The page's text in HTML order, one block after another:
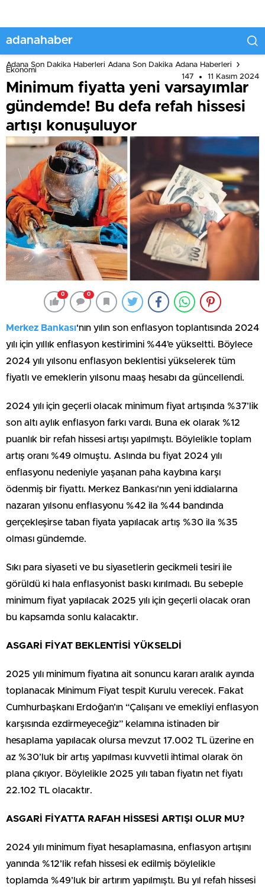
adanahaber
Adana Son Dakika Haberleri Adana Son Dakika Adana Haberleri
Ekonomi
147
11 Kasım 2024
Minimum fiyatta yeni varsayımlar
gündemde! Bu defa refah hissesi
artışı konuşuluyor
0 0
Merkez Bankası‘nın yılın son enflasyon toplantısında 2024
yılı için yıllık enflasyon kestirimini %44’e yükseltti. Böylece
2024 yılı yılsonu enflasyon beklentisi yükselerek tüm
fiyatlı ve emeklerin yılsonu maaş hesabı da güncellendi.
2024 yılı için geçerli olacak minimum fiyat artışında %37’lik
son altı aylık enflasyon farkı vardı. Buna ek olarak %12
puanlık bir refah hissesi artışı yapılmıştı. Böylelikle toplam
artış oranı %49 olmuştu. Aslında bu fiyat 2024 yılı
enflasyonu nedeniyle yaşanan paha kaybına karşı
ödenmiş bir fiyattı. Merkez Bankası’nın yeni iddialarına
nazaran yılsonu enflasyonu %42 ila %44 bandında
gerçekleşirse taban fiyata yapılacak artış %30 ila %35
olması gündemde.
Sıkı para siyaseti ve bu siyasetlerin gecikmeli tesiri ile
görüldü ki hala enflasyonist baskı kırılmadı. Bu sebeple
minimum fiyat yapılacak 2025 yılı için geçerli olacak oran
bu kapsamda sonlu kalacaktır.
ASGARİ FİYAT BEKLENTİSİ YÜKSELDİ
2025 yılı minimum fiyatına ait sonuncu kararı aralık ayında
toplanacak Minimum Fiyat tespit Kurulu verecek. Fakat
Cumhurbaşkanı Erdoğan’ın “Çalışanı ve emekliyi enflasyon
karşısında ezdirmeyeceğiz” kelamına istinaden bir
hesaplama yapılacak olursa mevzut 17.002 TL üzerine en
az %30’luk bir artış yapılması kuvvetli ihtimal olarak ön
plana çıkıyor. Böylelikle 2025 yılı taban fiyatın net fiyatı
22.102 TL olacaktır.
ASGARİ FİYATTA RAFAH HİSSESİ ARTIŞI OLUR MU?
2024 yılı minimum fiyat hesaplamasına, enflasyon artışını
yanında %12’lik refah hissesi ek edilmiş böylelikle
toplamda %49’luk bir artırım yapılmıştı. Bu yıl refah hissesi